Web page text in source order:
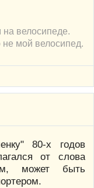
на велосипеде.
мой велосипед.
80-х годов
от слова
может быть